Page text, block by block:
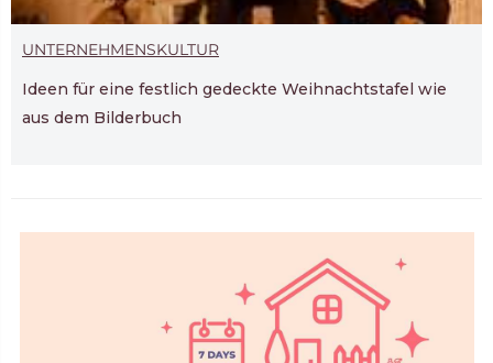
UNTERNEHMENSKULTUR
Ideen für eine festlich gedeckte Weihnachtstafel wie
aus dem Bilderbuch